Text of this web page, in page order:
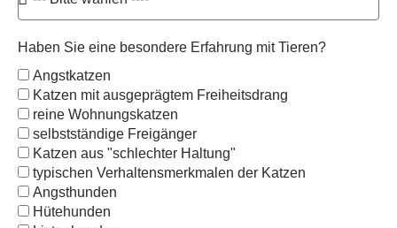
Haben Sie eine besondere Erfahrung mit Tieren?
Angstkatzen
Katzen mit ausgeprägtem Freiheitsdrang
reine Wohnungskatzen
selbstständige Freigänger
Katzen aus "schlechter Haltung"
typischen Verhaltensmerkmalen der Katzen
Angsthunden
Hütehunden